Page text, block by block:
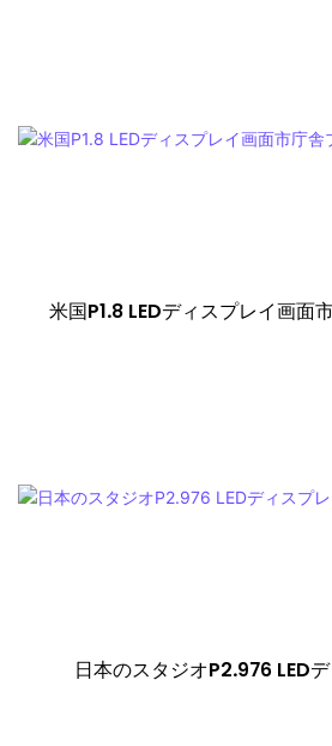
米国P1.8 LEDディスプレイ画面
日本のスタジオP2.976 LED